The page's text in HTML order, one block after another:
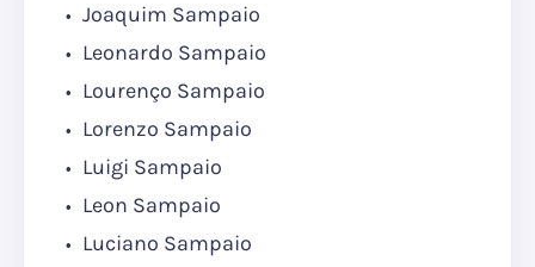
Joaquim Sampaio
Leonardo Sampaio
Lourenço Sampaio
Lorenzo Sampaio
Luigi Sampaio
Leon Sampaio
Luciano Sampaio